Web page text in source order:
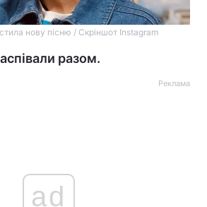
нову пісню / Скріншот Instagram
разом.
Реклама
ad